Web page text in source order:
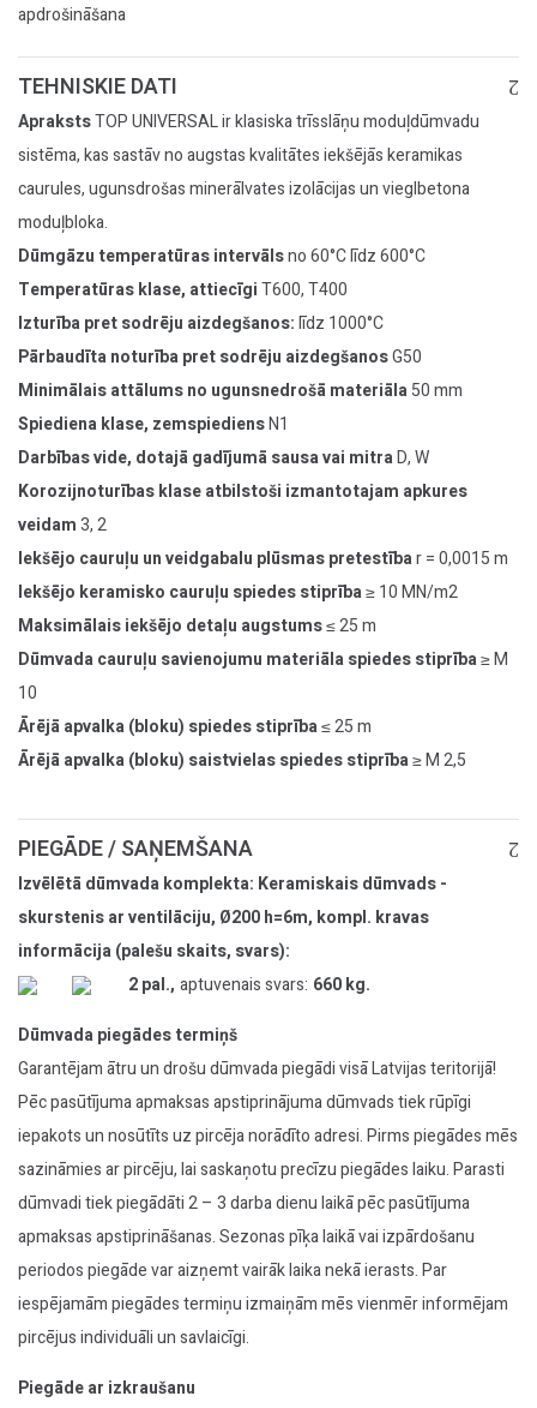
apdrošināšana
TEHNISKIE DATI
AprakstsTOP UNIVERSAL ir klasiska trīsslāņu moduļdūmvadu
sistēma, kas sastāv no augstas kvalitātes iekšējās keramikas
caurules, ugunsdrošas minerālvates izolācijas un vieglbetona
moduļbloka.
Dūmgāzu temperatūras intervālsno 60°C līdz 600°C
Temperatūras klase, attiecīgiT600, T400
Izturība pret sodrēju aizdegšanos:līdz 1000°C
Pārbaudīta noturība pret sodrēju aizdegšanosG50
Minimālais attālums no ugunsnedrošā materiāla50 mm
Spiediena klase, zemspiediensN1
Darbības vide, dotajā gadījumā sausa vai mitraD, W
Korozijnoturības klase atbilstoši izmantotajam apkures
veidam3, 2
Iekšējo cauruļu un veidgabalu plūsmas pretestībar = 0,0015 m
Iekšējo keramisko cauruļu spiedes stiprība≥ 10 MN/m2
Maksimālais iekšējo detaļu augstums≤ 25 m
Dūmvada cauruļu savienojumu materiāla spiedes stiprība≥ M
10
Ārējā apvalka (bloku) spiedes stiprība≤ 25 m
Ārējā apvalka (bloku) saistvielas spiedes stiprība≥ M 2,5
PIEGĀDE / SAŅEMŠANA
Izvēlētā dūmvada komplekta: Keramiskais dūmvads -
skurstenis ar ventilāciju, Ø200 h=6m, kompl. kravas
informācija (palešu skaits, svars):
2 pal., aptuvenais svars: 660 kg.
Dūmvada piegādes termiņš
Garantējam ātru un drošu dūmvada piegādi visā Latvijas teritorijā!
Pēc pasūtījuma apmaksas apstiprinājuma dūmvads tiek rūpīgi
iepakots un nosūtīts uz pircēja norādīto adresi. Pirms piegādes mēs
sazināmies ar pircēju, lai saskaņotu precīzu piegādes laiku. Parasti
dūmvadi tiek piegādāti 2 – 3 darba dienu laikā pēc pasūtījuma
apmaksas apstiprināšanas. Sezonas pīķa laikā vai izpārdošanu
periodos piegāde var aizņemt vairāk laika nekā ierasts. Par
iespējamām piegādes termiņu izmaiņām mēs vienmēr informējam
pircējus individuāli un savlaicīgi.
Piegāde ar izkraušanu